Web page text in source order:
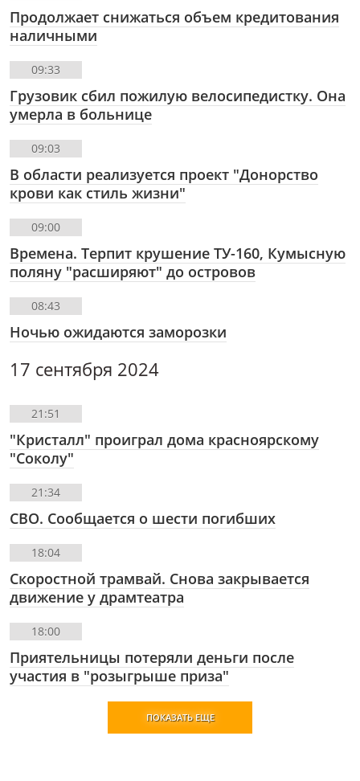
Продолжает снижаться объем кредитования
наличными
09:33
Грузовик сбил пожилую велосипедистку. Она
умерла в больнице
09:03
В области реализуется проект "Донорство
крови как стиль жизни"
09:00
Времена. Терпит крушение ТУ-160, Кумысную
поляну "расширяют" до островов
08:43
Ночью ожидаются заморозки
17 сентября 2024
21:51
"Кристалл" проиграл дома красноярскому
"Соколу"
21:34
СВО. Сообщается о шести погибших
18:04
Скоростной трамвай. Снова закрывается
движение у драмтеатра
18:00
Приятельницы потеряли деньги после
участия в "розыгрыше приза"
ПОКАЗАТЬ ЕЩЕ